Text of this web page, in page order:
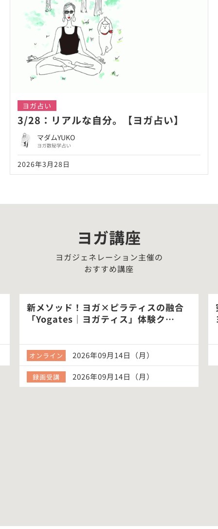
ヨガ占い
3/28：リアルな自分。【ヨガ占い】
マダムYUKO
ヨガ数秘学占い
2026年3月28日
ヨガ講座
ヨガジェネレーション主催の
おすすめ講座